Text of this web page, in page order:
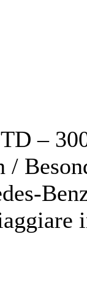
–
/